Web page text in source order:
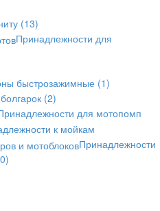
(13)
Принадлежности для
быстрозажимные (1)
(2)
для мотопомп
к мойкам
Принадлежности